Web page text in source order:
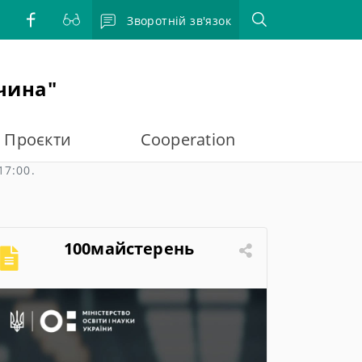
Зворотній зв'язок
Проєкти Cooperation
100майстерень